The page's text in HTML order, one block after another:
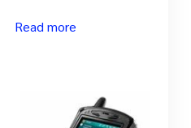
Read more